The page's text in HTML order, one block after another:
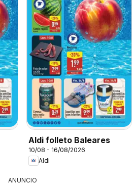
Aldi folleto Baleares
10/08 - 16/08/2026
Aldi
ANUNCIO